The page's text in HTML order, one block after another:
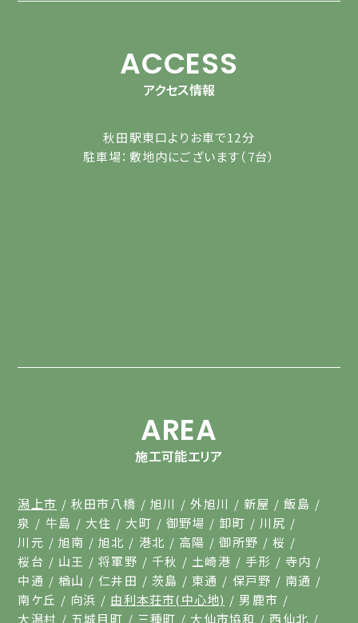
ACCESS
アクセス情報
秋田駅東口よりお車で12分
駐車場：敷地内にございます（7台）
AREA
施工可能エリア
潟上市 秋田市八橋 旭川 外旭川 新屋
飯島
泉
牛島 大住 大町 御野場 卸町
川尻
川元
旭南 旭北 港北 高陽 御所野
桜
桜台
山王 将軍野 千秋 土崎港 手形
寺内
中通
楢山 仁井田 茨島 東通 保戸野
南通
南ケ丘
向浜 由利本荘市(中心地)
男鹿市
大潟村
五城目町 三種町 大仙市協和 西仙北